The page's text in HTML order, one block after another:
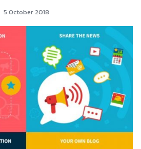
5 October 2018